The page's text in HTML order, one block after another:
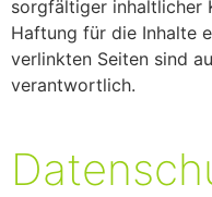
sorgfältiger inhaltlicher
Haftung für die Inhalte
verlinkten Seiten sind
verantwortlich.